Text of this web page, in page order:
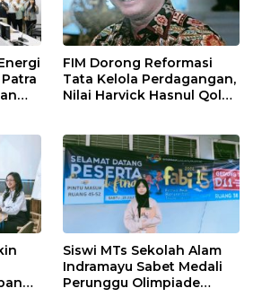
FIM Dorong Reformasi
Tata Kelola Perdagangan,
Nilai Harvick Hasnul Qolbi
Siswi MTs Sekolah Alam
Indramayu Sabet Medali
Perunggu Olimpiade